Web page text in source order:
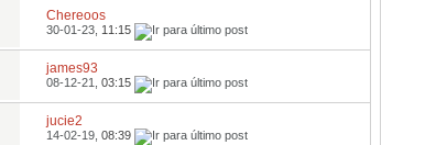
Chereoos
30-01-23, 11:15
james93
08-12-21,03:15
jucie2
14-02-19,08:39